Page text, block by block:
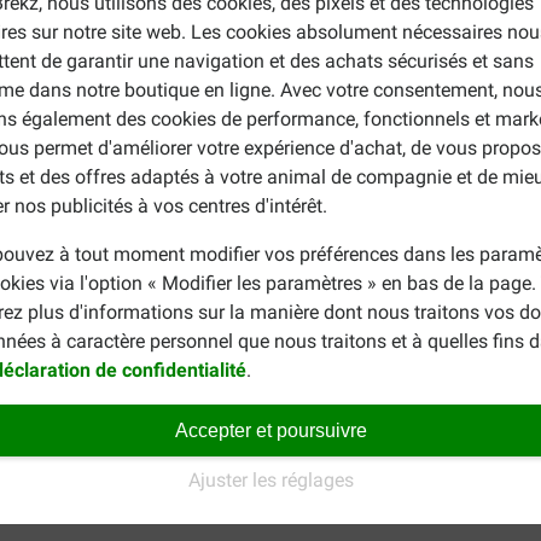
sur notre site web. Les cookies absolument nécessaires
de garantir une navigation et des achats sécurisés et sans
dans notre boutique en ligne. Avec votre consentement,
également des cookies de performance, fonctionnels et
permet d'améliorer votre expérience d'achat, de vous
et des offres adaptés à votre animal de compagnie et de
nos publicités à vos centres d'intérêt.
à tout moment modifier vos préférences dans les
via l'option « Modifier les paramètres » en bas de la page.
plus d'informations sur la manière dont nous traitons vos
à caractère personnel que nous traitons et à quelles fins
de confidentialité.
Accepter et poursuivre
Ajuster les réglages
de soin à l'Aloe Vera 250ml pour chien . Retrouvez
op diverse honden. Kale
pigment in de vacht
brengen. Zeker dubbel
Martina Kalweit
29-03-2023
Es ist noch etwas früh zu
bin. Aber es wird sehr gut
Translate to English